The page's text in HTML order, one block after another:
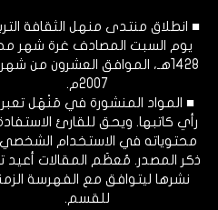
■ انطلاق منتدى منهل الثقافة
يوم السبت المصادف غرة شهر
1428هـ، الموافق العشرون من شهر
2007م.
■ المواد المنشورة في مَنْهَل
رأي كاتبها. ويحق للقارئ
محتوياته في الاستخدام
ذكر المصدر. مُعظَم المقالات أعيد
نشرها ليتوافق مع الفهرسة
للقسم.